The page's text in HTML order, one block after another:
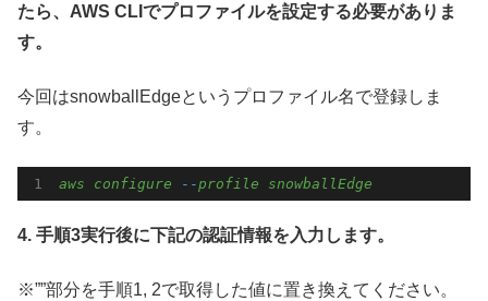
たら、AWS CLIでプロファイルを設定する必要がありま
す。
今回はsnowballEdgeというプロファイル名で登録しま
す。
aws configure - - profile snowballEdge
4. 手順3実行後に下記の認証情報を入力します。
※””部分を手順1, 2で取得した値に置き換えてください。